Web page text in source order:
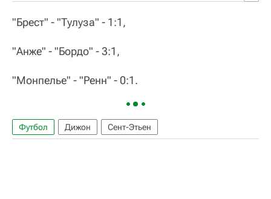
"Брест" - "Тулуза" - 1:1,
"Анже" - "Бордо" - 3:1,
"Монпелье" - "Ренн" - 0:1.
Футбол Дижон Сент-Этьен